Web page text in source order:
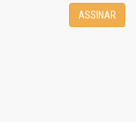
ASSINAR